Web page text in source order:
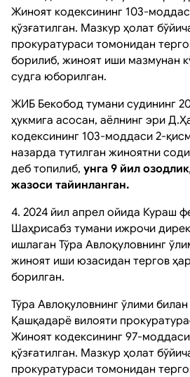
Жиноят кодексининг 103-
қўзғатилган. Мазкур ҳолат
прокуратураси томонидан
борилиб, жиноят иши мазмунан
судга юборилган.
ЖИБ Бекобод тумани судининг
ҳукмига асосан, аёлнинг эри
кодексининг 103-моддаси 2-
назарда тутилган жиноятни
деб топилиб, унга 9 йил
жазоси тайинланган.
4. 2024 йил апрел ойида Кураш
Шаҳрисабз тумани ижрочи
ишлаган Тўра Авлоқуловнинг
жиноят иши юзасидан тергов
борилган.
Тўра Авлоқуловнинг ўлими
Қашқадарё вилояти
Жиноят кодексининг 97-
қўзғатилган. Мазкур ҳолат
прокуратураси томонидан